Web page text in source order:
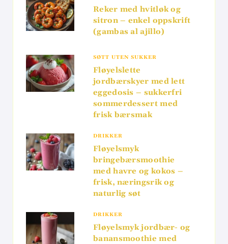
Reker med hvitløk og
sitron – enkel oppskrift
(gambas al ajillo)
SØTT UTEN SUKKER
Fløyelslette
jordbærskyer med lett
eggedosis – sukkerfri
sommerdessert med
frisk bærsmak
DRIKKER
Fløyelsmyk
bringebærsmoothie
med havre og kokos –
frisk, næringsrik og
naturlig søt
DRIKKER
Fløyelsmyk jordbær- og
banansmoothie med